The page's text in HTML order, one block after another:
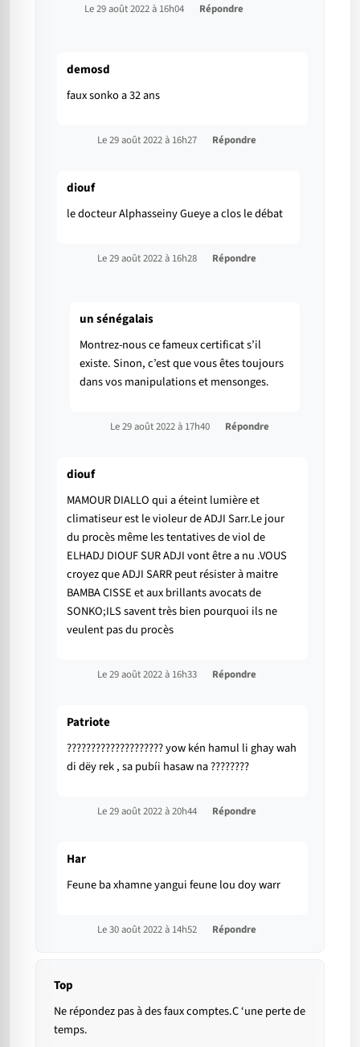
Le 29 août 2022 à 16h04 Répondre
demosd
faux sonko a 32 ans
Le 29 août 2022 à 16h27 Répondre
diouf
le docteur Alphasseiny Gueye a clos le débat
Le 29 août 2022 à 16h28 Répondre
un sénégalais
Montrez-nous ce fameux certificat s’il
existe. Sinon, c’est que vous êtes toujours
dans vos manipulations et mensonges.
Le 29 août 2022 à 17h40 Répondre
diouf
MAMOUR DIALLO qui a éteint lumière et
climatiseur est le violeur de ADJI Sarr.Le jour
du procès même les tentatives de viol de
ELHADJ DIOUF SUR ADJI vont être a nu .VOUS
croyez que ADJI SARR peut résister à maitre
BAMBA CISSE et aux brillants avocats de
SONKO;ILS savent très bien pourquoi ils ne
veulent pas du procès
Le 29 août 2022 à 16h33 Répondre
Patriote
???????????????????? yow kén hamul li ghay wah
di dëy rek , sa pubíi hasaw na ????????
Le 29 août 2022 à 20h44 Répondre
Har
Feune ba xhamne yangui feune lou doy warr
Le 30 août 2022 à 14h52 Répondre
Top
Ne répondez pas à des faux comptes.C ‘une perte de
temps.